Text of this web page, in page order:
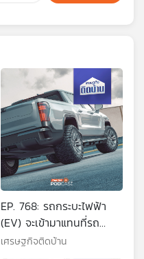
EP. 768: รถกระบะไฟฟ้า
(EV) จะเข้ามาแทนที่รถ
กระบะน้ำมันจริงหรือ ?
เศรษฐกิจติดบ้าน